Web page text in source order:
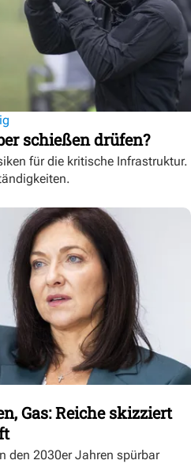
schießen drüfen?
für die kritische Infrastruktur.
Gas: Reiche skizziert
den 2030er Jahren spürbar